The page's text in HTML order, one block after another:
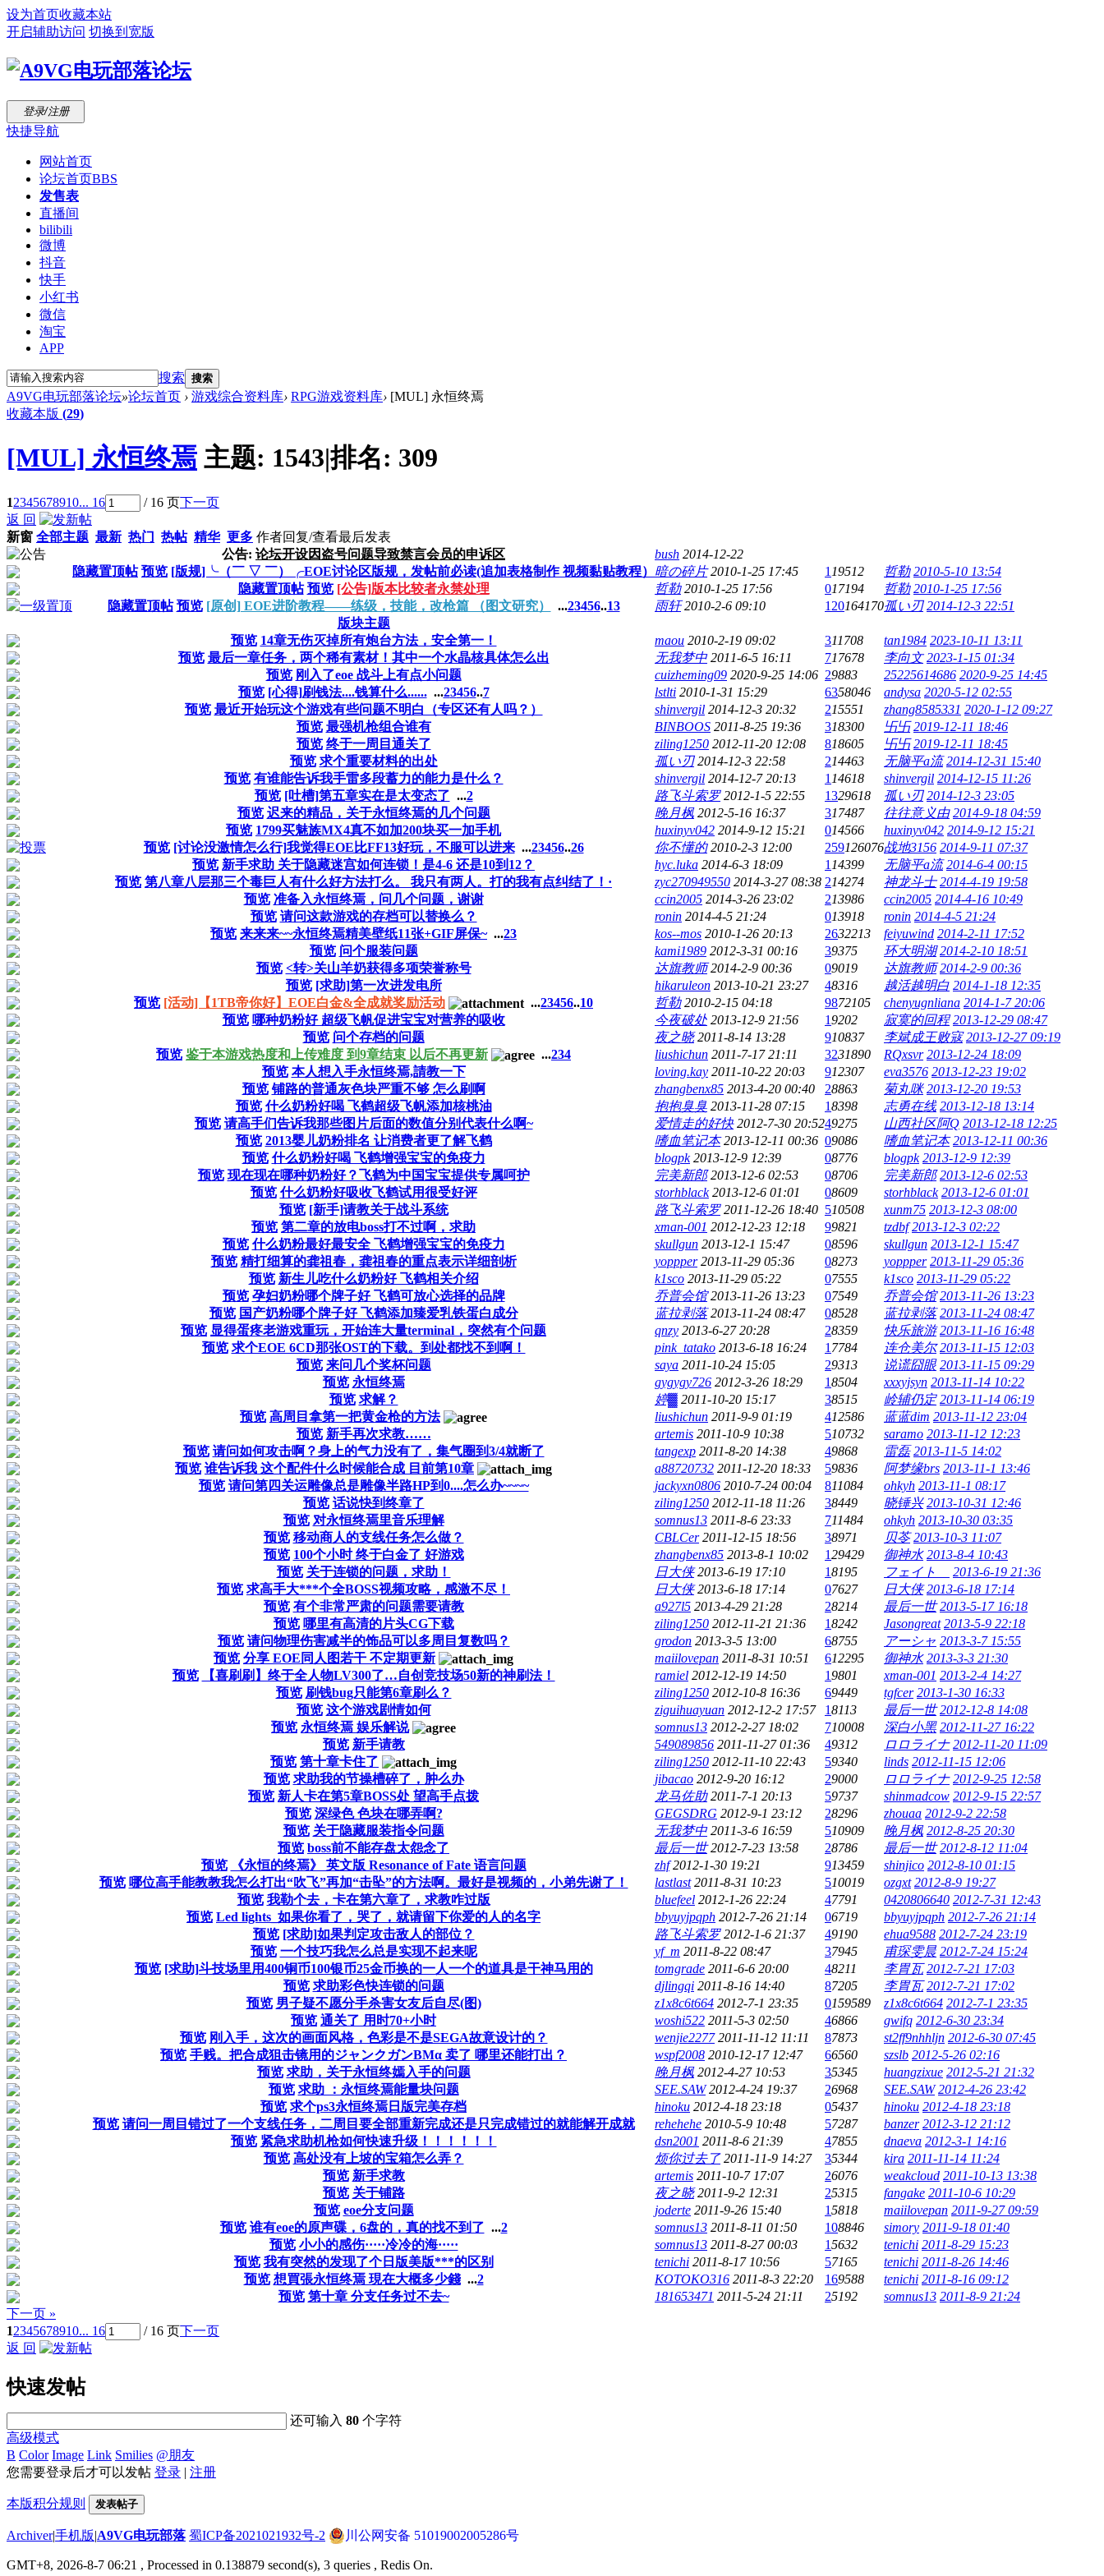
设为首页收藏本站
开启辅助访问 切换到宽版
登录/注册
快捷导航
网站首页
论坛首页BBS
发售表
直播间
bilibili
微博
抖音
快手
小红书
微信
淘宝
APP
搜索 搜索
A9VG电玩部落论坛»论坛首页 › 游戏综合资料库› RPG游戏资料库› [MUL] 永恒终焉
收藏本版 (29)
[MUL] 永恒终焉 主题: 1543|排名: 309
12345678910... 16 / 16 页下一页
返 回
新窗 全部主题 最新 热门 热帖 精华 更多 作者回复/查看最后发表
公告: 论坛开设因盗号问题导致禁言会员的申诉区 bush 2014-12-22
隐藏置顶帖 预览 [版规]╰（￣ ▽ ￣）╭EOE讨论区版规，发帖前必读(追加表格制作 视频黏贴教程） 暗の碎片 2010-1-25 17:45 1 19512 哲勒 2010-5-10 13:54
隐藏置顶帖 预览 [公告]版本比较者永禁处理 哲勒 2010-1-25 17:56 017194 哲勒 2010-1-25 17:56
隐藏置顶帖 预览 [原创] EOE进阶教程——练级，技能，改枪篇 （图文研究） ...23456..13 雨轩 2010-2-6 09:10 120164170孤い刃 2014-12-3 22:51
版块主题
预览 14章无伤灭掉所有炮台方法，安全第一！ maou 2010-2-19 09:02 311708 tan1984 2023-10-11 13:11
预览 最后一章任务，两个稀有素材！其中一个水晶核具体怎么出 无我梦中 2011-6-5 16:11 717678 李向文 2023-1-15 01:34
预览 刚入了eoe 战斗上有点小问题 cuizheming09 2020-9-25 14:06 29883 25225614686 2020-9-25 14:45
预览 [心得]刷钱法....钱算什么...... ...23456..7 lstlti 2010-1-31 15:29 6358046 andysa 2020-5-12 02:55
预览 最近开始玩这个游戏有些问题不明白（专区还有人吗？） shinvergil 2014-12-3 20:32 215551 zhang8585331 2020-1-12 09:27
预览 最强机枪组合谁有 BINBOOS 2011-8-25 19:36 318300 卐卐 2019-12-11 18:46
预览 终于一周目通关了 ziling1250 2012-11-20 12:08 818605 卐卐 2019-12-11 18:45
预览 求个重要材料的出处 孤い刃 2014-12-3 22:58 214463 无脑平a流 2014-12-31 15:40
预览 有谁能告诉我手雷多段蓄力的能力是什么？ shinvergil 2014-12-7 20:13 1 14618 shinvergil 2014-12-15 11:26
预览 [吐槽]第五章实在是太变态了 ...2 路飞斗索罗 2012-1-5 22:55 1329618 孤い刃 2014-12-3 23:05
预览 迟来的精品，关于永恒终焉的几个问题 晚月枫 2012-5-16 16:37 317487 往往意义由 2014-9-18 04:59
预览 1799买魅族MX4真不如加200块买一加手机 huxinyv042 2014-9-12 15:21 014566 huxinyv042 2014-9-12 15:21
预览 [讨论没激情怎么行]我觉得EOE比FF13好玩，不服可以进来 ...23456..26 你不懂的 2010-2-3 12:00 259126076战地3156 2014-9-11 07:37
预览 新手求助 关于隐藏迷宫如何连锁！是4-6 还是10到12？ hyc.luka 2014-6-3 18:09 1 14399 无脑平a流 2014-6-4 00:15
预览 第八章八层那三个毒巨人有什么好方法打么。 我只有两人。打的我有点纠结了！· zyc270949550 2014-3-27 08:38 214274 神龙斗士 2014-4-19 19:58
预览 准备入永恒终焉，问几个问题，谢谢 ccin2005 2014-3-26 23:02 213986 ccin2005 2014-4-16 10:49
预览 请问这款游戏的存档可以替换么？ ronin 2014-4-5 21:24 013918 ronin 2014-4-5 21:24
预览 来来来~~永恒终焉精美壁纸11张+GIF屏保~ ...23 kos--mos 2010-1-26 20:13 2632213 feiyuwind 2014-2-11 17:52
预览 问个服装问题 kami1989 2012-3-31 00:16 39375 环大明湖 2014-2-10 18:51
预览 <转>关山羊奶获得多项荣誉称号 达旗教师 2014-2-9 00:36 09019 达旗教师 2014-2-9 00:36
预览 [求助]第一次进发电所 hikaruleon 2013-10-21 23:27 48316 越活越明白 2014-1-18 12:35
预览 [活动]【1TB帝你好】EOE白金&全成就奖励活动 ...23456..10 哲勒 2010-2-15 04:18 9872105 chenyugnliana 2014-1-7 20:06
预览 哪种奶粉好 超级飞帆促进宝宝对营养的吸收 今夜破处 2013-12-9 21:56 19202 寂寞的回程 2013-12-29 08:47
预览 问个存档的问题 夜之晓 2011-8-14 13:28 910837 李斌成王败寇 2013-12-27 09:19
预览 鉴于本游戏热度和上传难度 到9章结束 以后不再更新 ...234 liushichun 2011-7-17 21:11 3231890 RQxsvr 2013-12-24 18:09
预览 本人想入手永恒终焉,請教一下 loving.kay 2011-10-22 20:03 912307 eva3576 2013-12-23 19:02
预览 铺路的普通灰色块严重不够 怎么刷啊 zhangbenx85 2013-4-20 00:40 28863 菊丸咪 2013-12-20 19:53
预览 什么奶粉好喝 飞鹤超级飞帆添加核桃油 抱抱臭臭 2013-11-28 07:15 18398 志勇在线 2013-12-18 13:14
预览 请高手们告诉我那些图片后面的数值分别代表什么啊~ 爱情走的好快 2012-7-30 20:5249275 山西社区阿Q 2013-12-18 12:25
预览 2013婴儿奶粉排名 让消费者更了解飞鹤 嗜血笔记本 2013-12-11 00:36 09086 嗜血笔记本 2013-12-11 00:36
预览 什么奶粉好喝 飞鹤增强宝宝的免疫力 blogpk 2013-12-9 12:39 08776 blogpk 2013-12-9 12:39
预览 现在现在哪种奶粉好？飞鹤为中国宝宝提供专属呵护 完美新郎 2013-12-6 02:53 08706 完美新郎 2013-12-6 02:53
预览 什么奶粉好吸收飞鹤试用很受好评 storhblack 2013-12-6 01:01 08609 storhblack 2013-12-6 01:01
预览 [新手]请教关于战斗系统 路飞斗索罗 2011-12-26 18:40 510508 xunm75 2013-12-3 08:00
预览 第二章的放电boss打不过啊，求助 xman-001 2012-12-23 12:18 99821 tzdbf 2013-12-3 02:22
预览 什么奶粉最好最安全 飞鹤增强宝宝的免疫力 skullgun 2013-12-1 15:47 08596 skullgun 2013-12-1 15:47
预览 精打细算的龚祖春，龚祖春的重点表示详细剖析 yoppper 2013-11-29 05:36 08273 yoppper 2013-11-29 05:36
预览 新生儿吃什么奶粉好 飞鹤相关介绍 k1sco 2013-11-29 05:22 07555 k1sco 2013-11-29 05:22
预览 孕妇奶粉哪个牌子好 飞鹤可放心选择的品牌 乔普会馆 2013-11-26 13:23 07549 乔普会馆 2013-11-26 13:23
预览 国产奶粉哪个牌子好 飞鹤添加臻爱乳铁蛋白成分 蓝拉剥落 2013-11-24 08:47 08528 蓝拉剥落 2013-11-24 08:47
预览 显得蛋疼老游戏重玩，开始连大量terminal，突然有个问题 qnzy 2013-6-27 20:28 28359 快乐旅游 2013-11-16 16:48
预览 求个EOE 6CD那张OST的下载。到处都找不到啊！ pink_tatako 2013-6-18 16:24 1 7784 连仓美尔 2013-11-15 12:03
预览 来问几个奖杯问题 saya 2011-10-24 15:05 29313 说谎囧眼 2013-11-15 09:29
预览 永恒终焉 gygygy726 2012-3-26 18:29 18504 xxxyjsyn 2013-11-14 10:22
预览 求解？ 婷▓ 2011-10-20 15:17 38515 岭辅仍定 2013-11-14 06:19
预览 高周目拿第一把黄金枪的方法 liushichun 2011-9-9 01:19 412586 蓝蓝dim 2013-11-12 23:04
预览 新手再次求教…… artemis 2011-10-9 10:38 510732 saramo 2013-11-12 12:23
预览 请问如何攻击啊？身上的气力没有了，集气圈到3/4就断了 tangexp 2011-8-20 14:38 49868 雷磊 2013-11-5 14:02
预览 谁告诉我 这个配件什么时候能合成 目前第10章 a88720732 2011-12-20 18:33 59836 阿梦缘brs 2013-11-1 13:46
预览 请问第四关运雕像总是雕像半路HP到0....怎么办~~~~ jackyxn0806 2010-7-24 00:04 811084 ohkyh 2013-11-1 08:17
预览 话说快到终章了 ziling1250 2012-11-18 11:26 38449 晓锤兴 2013-10-31 12:46
预览 对永恒终焉里音乐理解 somnus13 2011-8-6 23:33 711484 ohkyh 2013-10-30 03:35
预览 移动商人的支线任务怎么做？ CBLCer 2011-12-15 18:56 38971 贝苓 2013-10-3 11:07
预览 100个小时 终于白金了 好游戏 zhangbenx85 2013-8-1 10:02 129429 御神水 2013-8-4 10:43
预览 关于连锁的问题，求助！ 日大侠 2013-6-19 17:10 18195 フェイト
2013-6-19 21:36
预览 求高手大***个全BOSS视频攻略，感激不尽！ 日大侠 2013-6-18 17:14 07627 日大侠 2013-6-18 17:14
预览 有个非常严肃的问题需要请教 a927l5 2013-4-29 21:28 28214 最后一世 2013-5-17 16:18
预览 哪里有高清的片头CG下载 ziling1250 2012-11-21 21:36 18242 Jasongreat 2013-5-9 22:18
预览 请问物理伤害减半的饰品可以多周目复数吗？ grodon 2013-3-5 13:00 68755 アーシャ 2013-3-7 15:55
预览 分享 EOE同人图若干 不定期更新 maiilovepan 2011-8-31 10:51 612295 御神水 2013-3-3 21:30
预览
【喜刷刷】终于全人物LV300了…自创竞技场50新的神刷法！ ramiel 2012-12-19 14:50 19801 xman-001 2013-2-4 14:27
预览 刷钱bug只能第6章刷么？ ziling1250 2012-10-8 16:36 69449 tgfcer 2013-1-30 16:33
预览 这个游戏剧情如何 ziguihuayuan 2012-12-2 17:57 18113 最后一世 2012-12-8 14:08
预览 永恒终焉 娱乐解说 somnus13 2012-2-27 18:02 710008 深白小黑 2012-11-27 16:22
预览 新手请教 549089856 2011-11-27 01:36 49312 ロロライナ 2012-11-20 11:09
预览 第十章卡住了 ziling1250 2012-11-10 22:43 59340 linds 2012-11-15 12:06
预览 求助我的节操槽碎了，肿么办 jibacao 2012-9-20 16:12 29000 ロロライナ 2012-9-25 12:58
预览 新人卡在第5章BOSS处 望高手点拨 龙马佐助 2011-7-1 20:13 59737 shinmadcow 2012-9-15 22:57
预览 深绿色 色块在哪弄啊? GEGSDRG 2012-9-1 23:12 28296 zhouaa 2012-9-2 22:58
预览 关于隐藏服装指令问题 无我梦中 2011-3-6 16:59 510909 晚月枫 2012-8-25 20:30
预览 boss前不能存盘太怨念了 最后一世 2012-7-23 13:58 28786 最后一世 2012-8-12 11:04
预览
《永恒的终焉》 英文版 Resonance of Fate 语言问题 zhf 2012-1-30 19:21 913459 shinjico 2012-8-10 01:15
预览 哪位高手能教教我怎么打出“吹飞”再加“击坠”的方法啊。最好是视频的，小弟先谢了！ lastlast 2011-8-31 10:23 510019 ozgxt 2012-8-9 19:27
预览 我勒个去，卡在第六章了，求教咋过版 bluefeel 2012-1-26 22:24 47791 0420806640 2012-7-31 12:43
预览 Led lights_如果你看了，哭了，就请留下你爱的人的名字 bbyuyjpqph 2012-7-26 21:14 06719 bbyuyjpqph 2012-7-26 21:14
预览 [求助]如果判定攻击敌人的部位？ 路飞斗索罗 2012-1-6 21:37 49190 ehua9588 2012-7-24 23:19
预览 一个技巧我怎么总是实现不起来呢 yf_m 2011-8-22 08:47 37945 甫琛雯晨 2012-7-24 15:24
预览 [求助]斗技场里用400铜币100银币25金币换的一人一个的道具是干神马用的 tomgrade 2011-6-6 20:00 48211 李胃瓦 2012-7-21 17:03
预览 求助彩色快连锁的问题 djlingqi 2011-8-16 14:40 87205 李胃瓦 2012-7-21 17:02
预览 男子疑不愿分手杀害女友后自尽(图) z1x8c6t664 2012-7-1 23:35 0159589 z1x8c6t664 2012-7-1 23:35
预览 通关了 用时70+小时 woshi522 2011-5-3 02:50 46866 gwifq 2012-6-30 23:34
预览 刚入手，这次的画面风格，色彩是不是SEGA故意设计的？ wenjie2277 2011-11-12 11:11 87873 st2ff9nhhljn 2012-6-30 07:45
预览 手贱。把合成狙击镜用的ジャンクガンBMα 卖了 哪里还能打出？ wspf2008 2010-12-17 12:47 66560 szslb 2012-5-26 02:16
预览 求助，关于永恒终嫣入手的问题 晚月枫 2012-4-27 10:53 35345 huangzixue 2012-5-21 21:32
预览 求助 ：永恒终焉能量块问题 SEE.SAW 2012-4-24 19:37 26968 SEE.SAW 2012-4-26 23:42
预览 求个ps3永恒终焉日版完美存档 hinoku 2012-4-18 23:18 05437 hinoku 2012-4-18 23:18
预览 请问一周目错过了一个支线任务，二周目要全部重新完成还是只完成错过的就能解开成就 rehehehe 2010-5-9 10:48 57287 banzer 2012-3-12 21:12
预览 紧急求助机枪如何快速升级！！！！！！ dsn2001 2011-8-6 21:39 47855 dnaeva 2012-3-1 14:16
预览 高处没有上坡的宝箱怎么弄？ 烦你过去了 2011-11-9 14:27 35344 kira 2011-11-14 11:24
预览 新手求教 artemis 2011-10-7 17:07 26076 weakcloud 2011-10-13 13:38
预览 关于铺路 夜之晓 2011-9-2 12:31 25315 fangake 2011-10-6 10:29
预览 eoe分支问题 joderte 2011-9-26 15:40 15818 maiilovepan 2011-9-27 09:59
预览 谁有eoe的原声碟，6盘的，真的找不到了 ...2 somnus13 2011-8-11 01:50 108846 simory 2011-9-18 01:40
预览 小小的感伤·····冷冷的海····· somnus13 2011-8-27 00:03 15632 tenichi 2011-8-29 15:23
预览 我有突然的发现了个日版美版***的区别 tenichi 2011-8-17 10:56 57165 tenichi 2011-8-26 14:46
预览 想買張永恒终焉 現在大概多少錢 ...2 KOTOKO316 2011-8-3 22:20 169588 tenichi 2011-8-16 09:12
预览 第十章 分支任务过不去~ 181653471 2011-5-24 21:11 25192 somnus13 2011-8-9 21:24
下一页 »
12345678910... 16 / 16 页下一页
返 回
快速发帖
还可输入80 个字符
高级模式
B Color Image Link Smilies @朋友
您需要登录后才可以发帖 登录 | 注册
本版积分规则 发表帖子
Archiver|手机版|A9VG电玩部落 蜀ICP备2021021932号-2 川公网安备 51019002005286号
GMT+8, 2026-8-7 06:21 , Processed in 0.138879 second(s), 3 queries , Redis On.